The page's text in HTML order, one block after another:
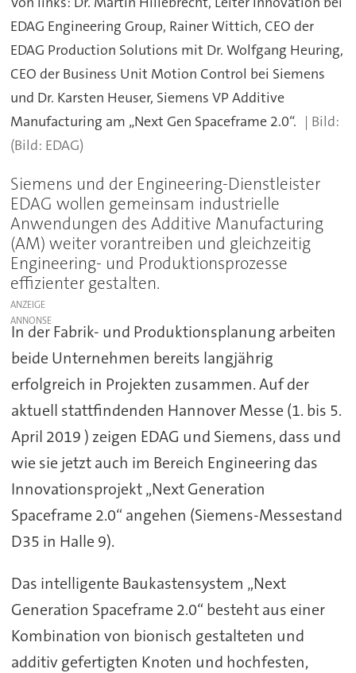
EDAG Engineering Group, Rainer Wittich, CEO der
EDAG Production Solutions mit Dr. Wolfgang Heuring,
CEO der Business Unit Motion Control bei Siemens
und Dr. Karsten Heuser, Siemens VP Additive
Manufacturing am „Next Gen Spaceframe 2.0“.
(Bild: EDAG)
Siemens und der Engineering-Dienstleister
EDAG wollen gemeinsam industrielle
Anwendungen des Additive Manufacturing
(AM) weiter vorantreiben und gleichzeitig
Engineering- und Produktionsprozesse
effizienter gestalten.
ANZEIGE
In der Fabrik- und Produktionsplanung arbeiten
beide Unternehmen bereits langjährig
erfolgreich in Projekten zusammen. Auf der
aktuell stattfindenden Hannover Messe (1. bis 5.
April 2019 ) zeigen EDAG und Siemens, dass und
wie sie jetzt auch im Bereich Engineering das
Innovationsprojekt „Next Generation
Spaceframe 2.0“ angehen (Siemens-Messestand
D35 in Halle 9).
Das intelligente Baukastensystem „Next
Generation Spaceframe 2.0“ besteht aus einer
Kombination von bionisch gestalteten und
additiv gefertigten Knoten und hochfesten,